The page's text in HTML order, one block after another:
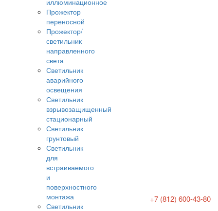
иллюминационное
Прожектор
переносной
Прожектор/
светильник
направленного
света
Светильник
аварийного
освещения
Светильник
взрывозащищенный
стационарный
Светильник
грунтовый
Светильник
для
встраиваемого
и
поверхностного
монтажа
Светильник
+7 (812) 600-43-80